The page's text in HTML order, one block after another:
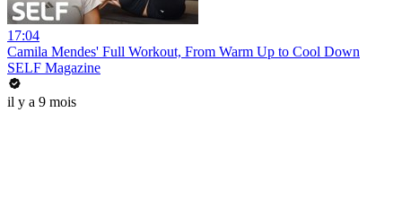
17:04
Camila Mendes' Full Workout, From Warm Up to Cool Down
SELF Magazine
il y a 9 mois